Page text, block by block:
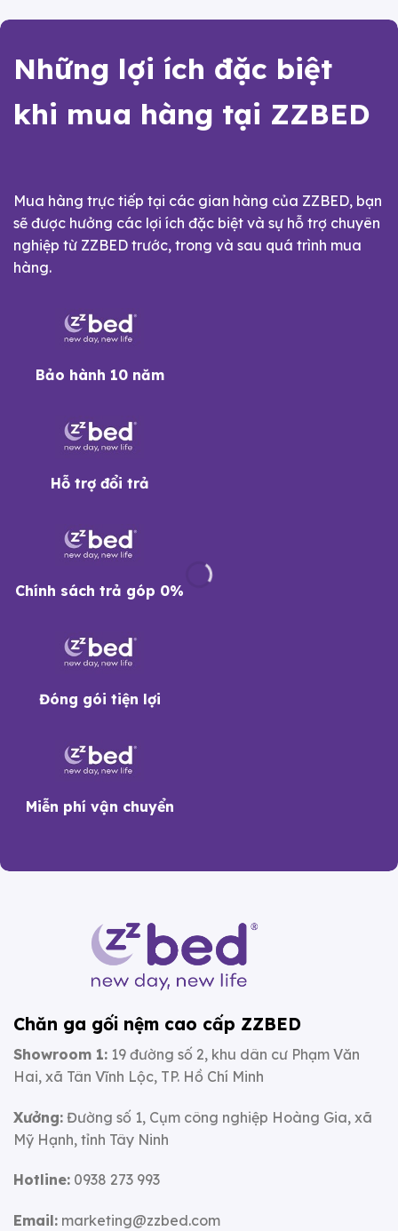
Những lợi ích đặc biệt
khi mua hàng tại ZZBED
Mua hàng trực tiếp tại các gian hàng của ZZBED, bạn
sẽ được hưởng các lợi ích đặc biệt và sự hỗ trợ chuyên
nghiệp từ ZZBED trước, trong và sau quá trình mua
hàng.
Bảo hành 10 năm
Hỗ trợ đổi trả
Chính sách trả góp 0%
Đóng gói tiện lợi
Miễn phí vận chuyển
Chăn ga gối nệm cao cấp ZZBED
Showroom 1: 19 đường số 2, khu dân cư Phạm Văn
Hai, xã Tân Vĩnh Lộc, TP. Hồ Chí Minh
Xưởng: Đường số 1, Cụm công nghiệp Hoàng Gia, xã
Mỹ Hạnh, tỉnh Tây Ninh
Hotline: 0938 273 993
Email: marketing@zzbed.com